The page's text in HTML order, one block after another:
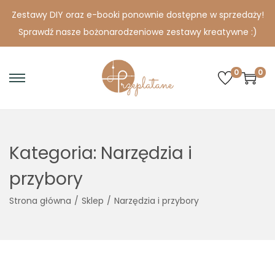
Zestawy DIY oraz e-booki ponownie dostępne w sprzedaży!
Sprawdź nasze bożonarodzeniowe zestawy kreatywne :)
S
t
a
S
t
o
0 0
Kategoria: Narzędzia i
przybory
Strona główna / Sklep / Narzędzia i przybory